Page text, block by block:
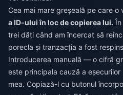
Cea mai mare greșeală pe care o
a ID-ului în loc de copierea lui.
trei dăți când am încercat să
porecla și tranzacția a fost
Introducerea manuală — o cifră
este principala cauză a
mea. Copiază-l cu butonul